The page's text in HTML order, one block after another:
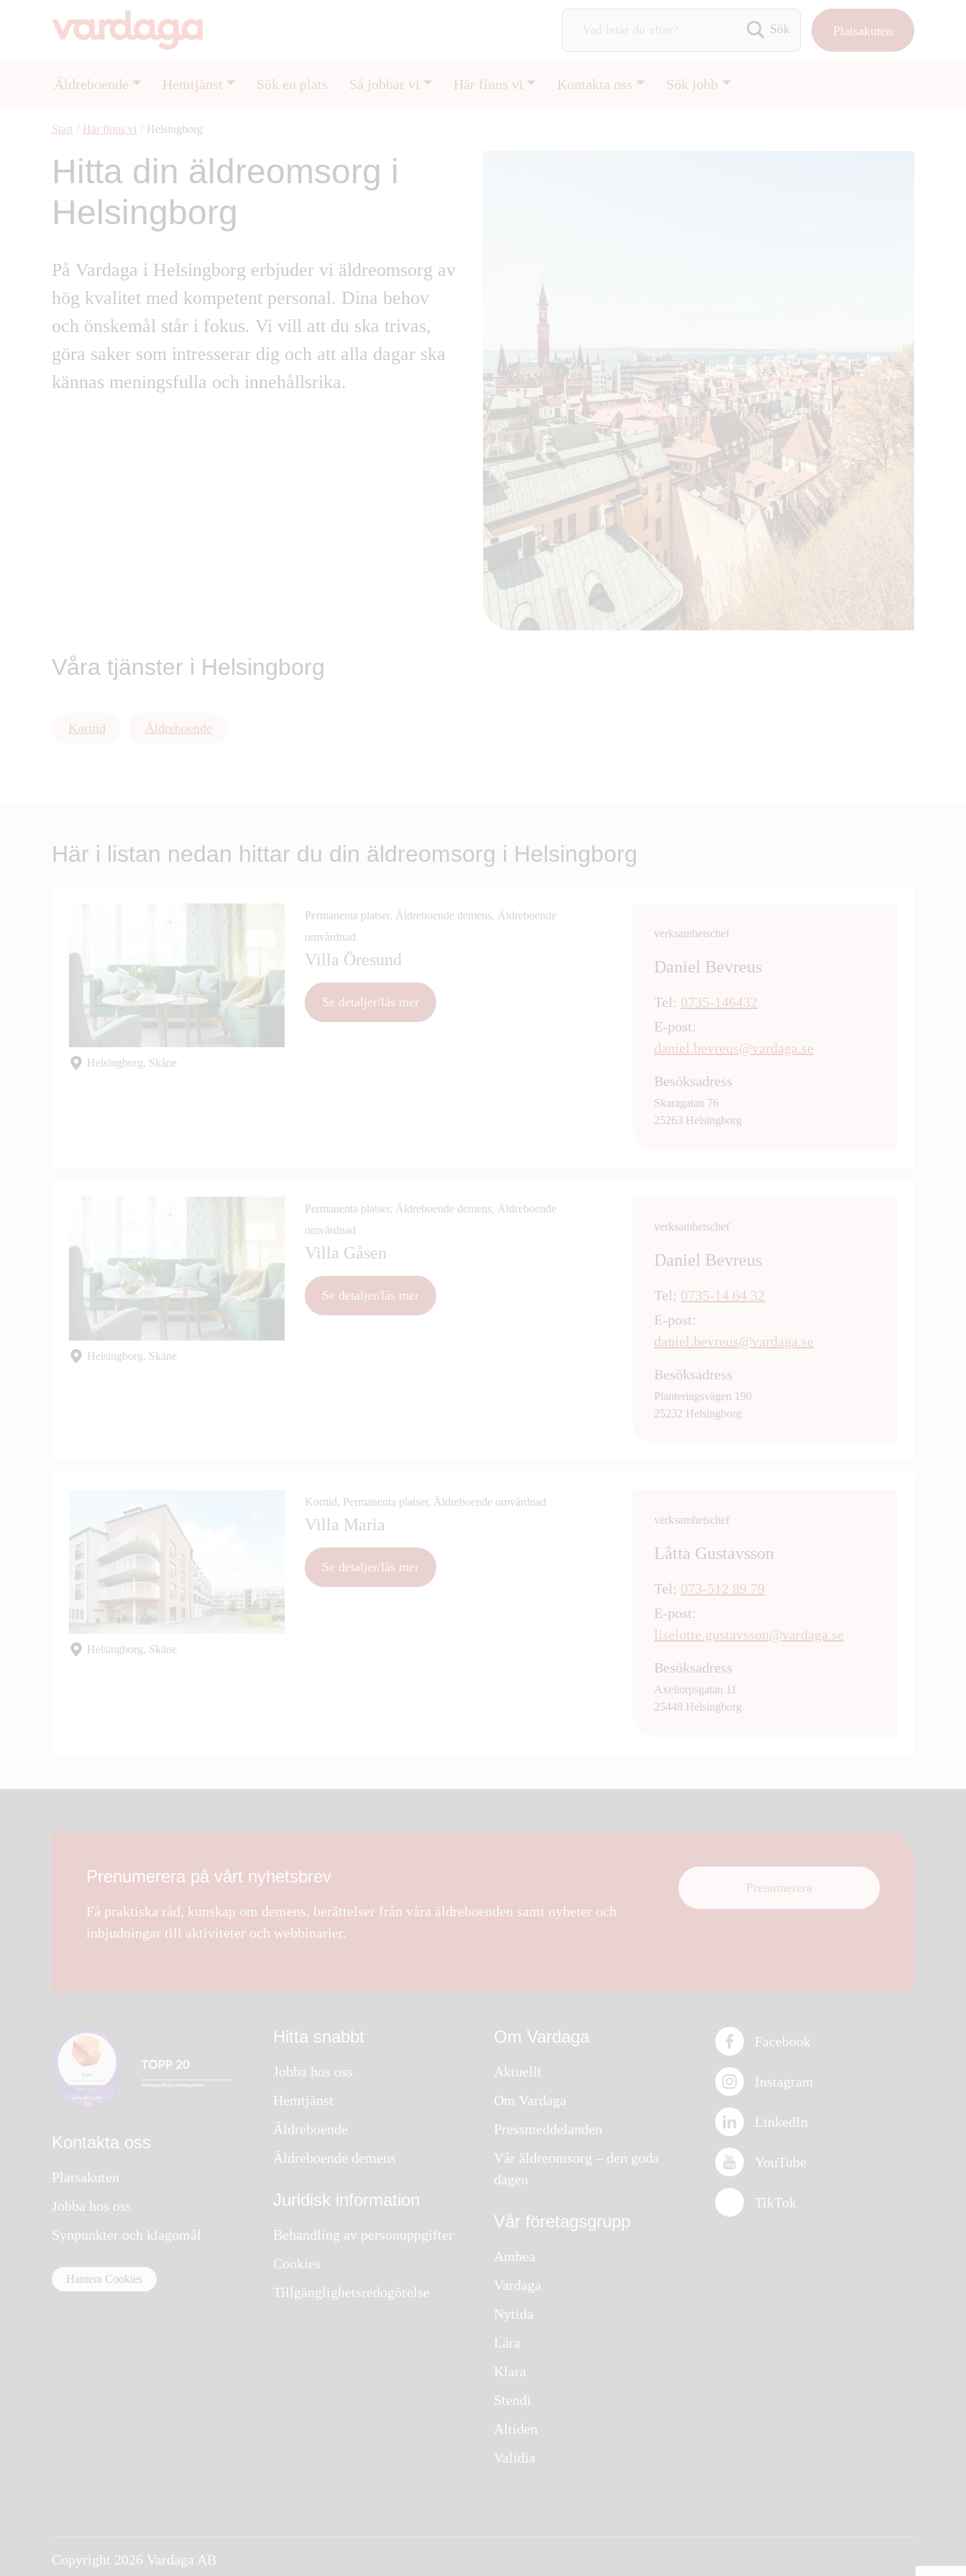
Sök efter: Platsakuten
Äldreboende Hemtjänst Sök en plats Så jobbar vi Här finns vi Kontakta oss Sök jobb
Start / Här finns vi / Helsingborg
Hitta din äldreomsorg i
Helsingborg
På Vardaga i Helsingborg erbjuder vi äldreomsorg av
hög kvalitet med kompetent personal. Dina behov
och önskemål står i fokus. Vi vill att du ska trivas,
göra saker som intresserar dig och att alla dagar ska
kännas meningsfulla och innehållsrika.
Våra tjänster i Helsingborg
Korttid Äldreboende
Här i listan nedan hittar du din äldreomsorg i Helsingborg
Helsingborg, Skåne
Permanenta platser, Äldreboende demens, Äldreboende
omvårdnad
Villa Öresund
Se detaljer/läs mer
verksamhetschef
Daniel Bevreus
Tel: 0735-146432
E-post:
daniel.bevreus@vardaga.se
Besöksadress
Skaragatan 76
25263 Helsingborg
Helsingborg, Skåne
Permanenta platser, Äldreboende demens, Äldreboende
omvårdnad
Villa Gåsen
Se detaljer/läs mer
verksamhetschef
Daniel Bevreus
Tel: 0735-14 64 32
E-post:
daniel.bevreus@vardaga.se
Besöksadress
Planteringsvägen 190
25232 Helsingborg
Helsingborg, Skåne
Korttid, Permanenta platser, Äldreboende omvårdnad
Villa Maria
Se detaljer/läs mer
verksamhetschef
Låtta Gustavsson
Tel: 073-512 89 79
E-post:
liselotte.gustavsson@vardaga.se
Besöksadress
Axeltorpsgatan 11
25448 Helsingborg
Prenumerera på vårt nyhetsbrev
Få praktiska råd, kunskap om demens, berättelser från våra äldreboenden samt nyheter och
inbjudningar till aktiviteter och webbinarier.
Prenumerera
Kontakta oss
Platsakuten
Jobba hos oss
Synpunkter och klagomål
Hantera Cookies
Hitta snabbt
Jobba hos oss
Hemtjänst
Äldreboende
Äldreboende demens
Juridisk information
Behandling av personuppgifter
Cookies
Tillgänglighetsredogörelse
Om Vardaga
Aktuellt
Om Vardaga
Pressmeddelanden
Vår äldreomsorg – den goda
dagen
Vår företagsgrupp
Ambea
Vardaga
Nytida
Lära
Klara
Stendi
Altiden
Validia
Facebook
Instagram
LinkedIn
YouTube
TikTok
Copyright 2026 Vardaga AB